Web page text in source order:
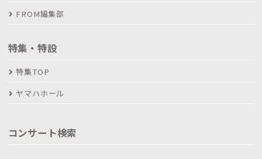
FROM編集部
特集・特設
特集TOP
ヤマハホール
コンサート検索